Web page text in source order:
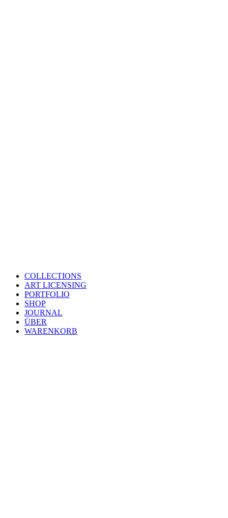
COLLECTIONS
ART LICENSING
PORTFOLIO
SHOP
JOURNAL
ÜBER
WARENKORB